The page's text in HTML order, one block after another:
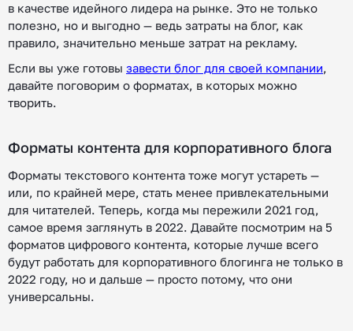
в качестве идейного лидера на рынке. Это не только
полезно, но и выгодно — ведь затраты на блог, как
правило, значительно меньше затрат на рекламу.
Если вы уже готовы завести блог для своей компании,
давайте поговорим о форматах, в которых можно
творить.
Форматы контента для корпоративного блога
Форматы текстового контента тоже могут устареть —
или, по крайней мере, стать менее привлекательными
для читателей. Теперь, когда мы пережили 2021 год,
самое время заглянуть в 2022. Давайте посмотрим на 5
форматов цифрового контента, которые лучше всего
будут работать для корпоративного блогинга не только в
2022 году, но и дальше — просто потому, что они
универсальны.